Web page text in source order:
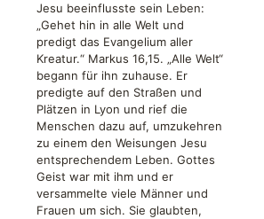
Jesu beeinflusste sein Leben:
„Gehet hin in alle Welt und
predigt das Evangelium aller
Kreatur.“ Markus 16,15. „Alle Welt“
begann für ihn zuhause. Er
predigte auf den Straßen und
Plätzen in Lyon und rief die
Menschen dazu auf, umzukehren
zu einem den Weisungen Jesu
entsprechendem Leben. Gottes
Geist war mit ihm und er
versammelte viele Männer und
Frauen um sich. Sie glaubten,